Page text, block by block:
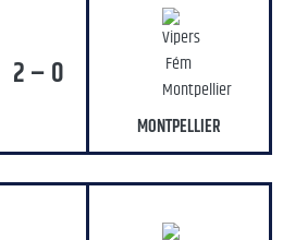
2 – 0
MONTPELLIER